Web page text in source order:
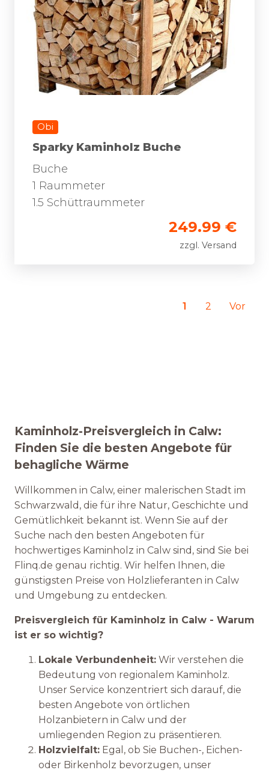
Obi
Sparky Kaminholz Buche
Buche
1 Raummeter
1.5 Schüttraummeter
249.99 €
zzgl. Versand
1 2 Vor
Kaminholz-Preisvergleich in Calw:
Finden Sie die besten Angebote für
behagliche Wärme
Willkommen in Calw, einer malerischen Stadt im
Schwarzwald, die für ihre Natur, Geschichte und
Gemütlichkeit bekannt ist. Wenn Sie auf der
Suche nach den besten Angeboten für
hochwertiges Kaminholz in Calw sind, sind Sie bei
Flinq.de genau richtig. Wir helfen Ihnen, die
günstigsten Preise von Holzlieferanten in Calw
und Umgebung zu entdecken.
Preisvergleich für Kaminholz in Calw - Warum
ist er so wichtig?
Lokale Verbundenheit: Wir verstehen die
Bedeutung von regionalem Kaminholz.
Unser Service konzentriert sich darauf, die
besten Angebote von örtlichen
Holzanbietern in Calw und der
umliegenden Region zu präsentieren.
Holzvielfalt: Egal, ob Sie Buchen-, Eichen-
oder Birkenholz bevorzugen, unser